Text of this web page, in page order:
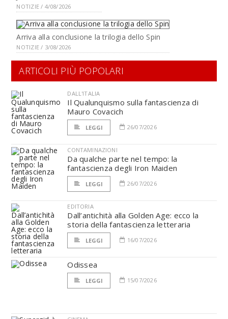
NOTIZIE / 4/08/2026
Arriva alla conclusione la trilogia dello Spin
NOTIZIE / 3/08/2026
ARTICOLI PIÙ POPOLARI
DALL'ITALIA
Il Qualunquismo sulla fantascienza di
Mauro Covacich
LEGGI 26/07/2026
CONTAMINAZIONI
Da qualche parte nel tempo: la
fantascienza degli Iron Maiden
LEGGI 26/07/2026
EDITORIA
Dall’antichità alla Golden Age: ecco la
storia della fantascienza letteraria
LEGGI 16/07/2026
Odissea
LEGGI 15/07/2026